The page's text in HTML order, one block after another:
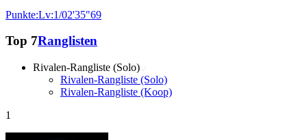
Punkte:Lv:1/02'35"69
Top 7Ranglisten
Rivalen-Rangliste (Solo)
Rivalen-Rangliste (Solo)
Rivalen-Rangliste (Koop)
1